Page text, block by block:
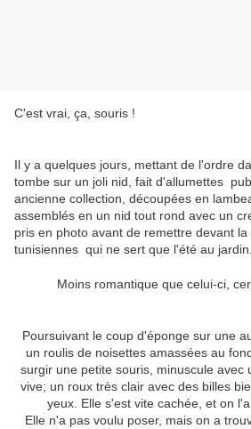
C'est vrai, ça, souris !
Il y a quelques jours, mettant de l'ordre
tombe sur un joli nid, fait d'allumettes
ancienne collection, découpées en
assemblés en un nid tout rond avec un
pris en photo avant de remettre devant
tunisiennes qui ne sert que l'été au jardin.
Moins romantique que celui-ci,
Poursuivant le coup d'éponge sur une
un roulis de noisettes amassées au
surgir une petite souris, minuscule avec
vive; un roux très clair avec des billes
yeux. Elle s'est vite cachée, et on
Elle n'a pas voulu poser, mais on a